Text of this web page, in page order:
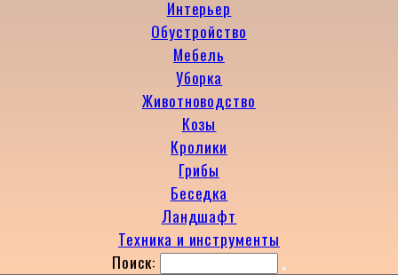
Интерьер
Обустройство
Мебель
Уборка
Животноводство
Козы
Кролики
Грибы
Беседка
Ландшафт
Техника и инструменты
Поиск: